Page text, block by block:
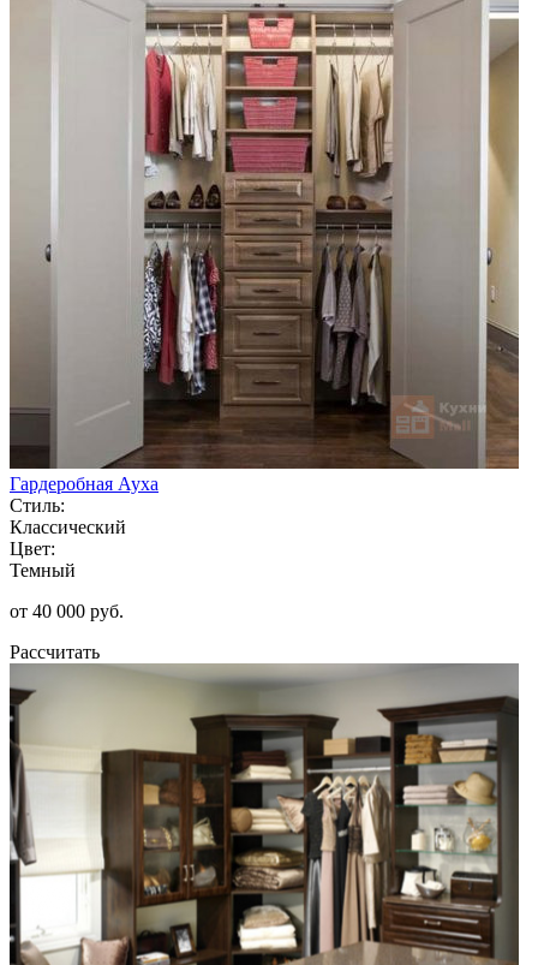
Гардеробная Ауха
Стиль:
Классический
Цвет:
Темный
от 40 000 руб.
Рассчитать